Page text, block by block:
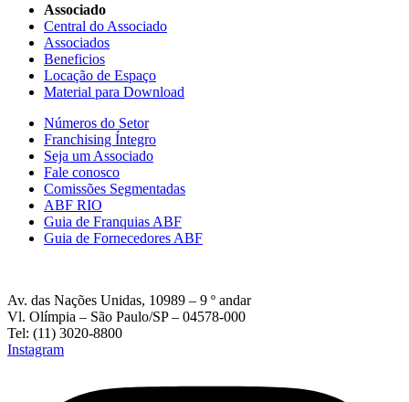
Associado
Central do Associado
Associados
Beneficios
Locação de Espaço
Material para Download
Números do Setor
Franchising Íntegro
Seja um Associado
Fale conosco
Comissões Segmentadas
ABF RIO
Guia de Franquias ABF
Guia de Fornecedores ABF
Av. das Nações Unidas, 10989 – 9 º andar
Vl. Olímpia – São Paulo/SP – 04578-000
Tel: (11) 3020-8800
Instagram